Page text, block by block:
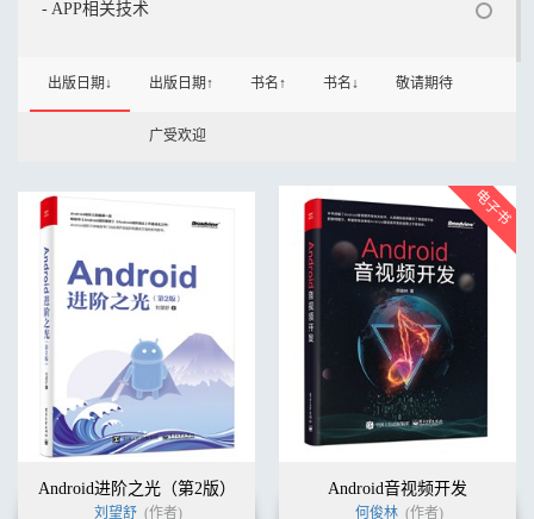
- APP相关技术
出版日期↓ 出版日期↑ 书名↑ 书名↓ 敬请期待
广受欢迎
Android进阶之光（第2版）
刘望舒 (作者)
Android音视频开发
何俊林 (作者)